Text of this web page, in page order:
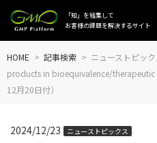
「知」を結集して
お客様の課題を解決するサイト
HOME 記事検索 ニューストピック
products in bioequivalence/therapeutic
12月20日付）
2024/12/23 ニューストピックス